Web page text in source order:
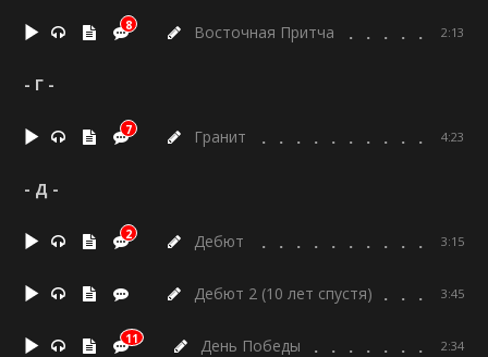
8 Восточная Притча 2:13
- Г -
7 Гранит 4:23
- Д -
2 Дебют 3:15
Дебют 2 (10 лет спустя) 3:45
11 День Победы 2:34